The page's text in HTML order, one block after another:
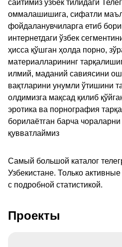
сайтимиз ўзбек тилидаги
оммалашишига, сифатли
фойдаланувчиларга етиб
интернетдаги ўзбек
ҳисса қўшган ҳолда порно,
материалларининг
илмий, маданий савиясини
вақтларини унумли ўтишини
олдимизга мақсад қилиб
эротика ва порнография
борилаётган барча чораларни
қувватлаймиз
Самый большой каталог
Узбекистане. Только
с подробной статистикой.
Проекты